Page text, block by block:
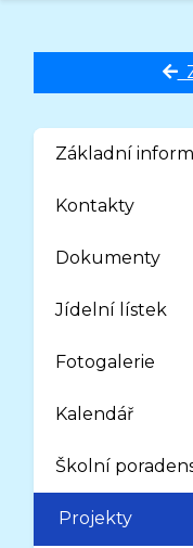
Základní
Kontakty
Dokumenty
Jídelní lístek
Fotogalerie
Kalendář
Školní
Projekty